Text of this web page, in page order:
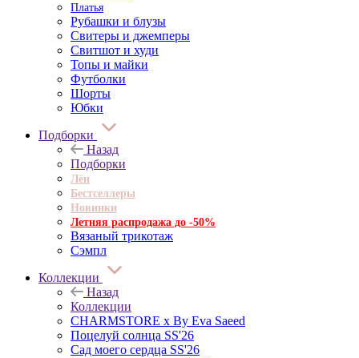
Платья
Рубашки и блузы
Свитеры и джемперы
Свитшот и худи
Топы и майки
Футболки
Шорты
Юбки
Подборки
Назад
Подборки
Лён
Бестселлеры
Новинки
Летняя распродажа до -50%
Вязаный трикотаж
Сэмпл
Коллекции
Назад
Коллекции
CHARMSTORE х By Eva Saeed
Поцелуй солнца SS'26
Сад моего сердца SS'26